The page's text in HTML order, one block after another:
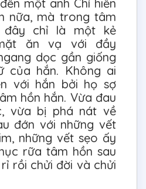
một anh Chí hiền
nữa, mà trong tâm
đây chỉ là một kẻ
ăn vạ với đầy
dọc gần giống
của hắn. Không ai
với hắn bởi họ sợ
hồn hắn. Vừa đau
vừa bị phá nát về
đớn với những vết
những vết sẹo ấy
rữa tâm hồn sau
rồi chửi đời và chửi